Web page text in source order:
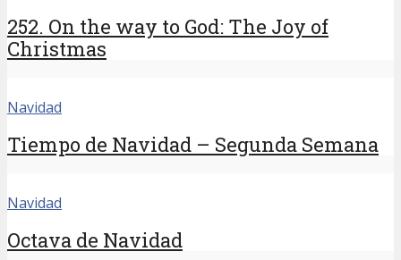
252. On the way to God: The Joy of
Christmas
Navidad
Tiempo de Navidad – Segunda Semana
Navidad
Octava de Navidad